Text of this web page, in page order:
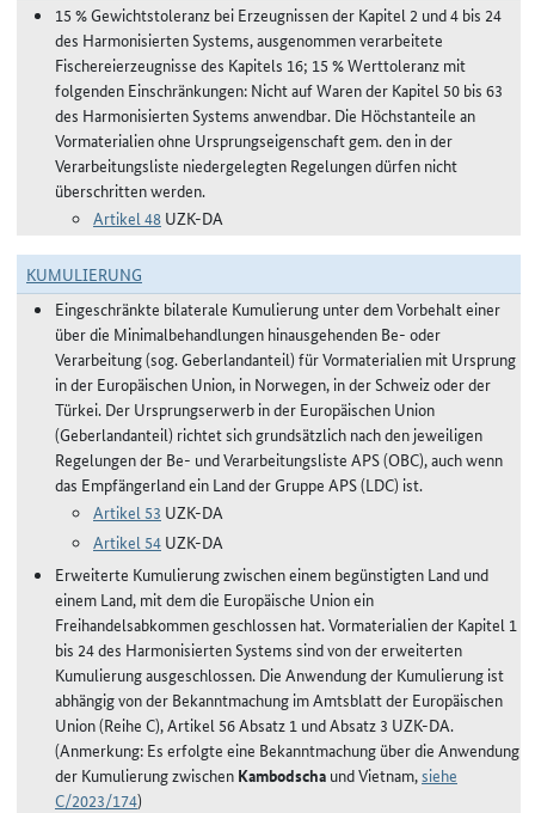
15 % Gewichtstoleranz bei Erzeugnissen der Kapitel 2 und 4 bis 24
des Harmonisierten Systems, ausgenommen verarbeitete
Fischereierzeugnisse des Kapitels 16; 15 % Werttoleranz mit
folgenden Einschränkungen: Nicht auf Waren der Kapitel 50 bis 63
des Harmonisierten Systems anwendbar. Die Höchstanteile an
Vormaterialien ohne Ursprungseigenschaft gem. den in der
Verarbeitungsliste niedergelegten Regelungen dürfen nicht
überschritten werden.
Artikel 48 UZK-DA
KUMULIERUNG
Eingeschränkte bilaterale Kumulierung unter dem Vorbehalt einer
über die Minimalbehandlungen hinausgehenden Be- oder
Verarbeitung (sog. Geberlandanteil) für Vormaterialien mit Ursprung
in der Europäischen Union, in Norwegen, in der Schweiz oder der
Türkei. Der Ursprungserwerb in der Europäischen Union
(Geberlandanteil) richtet sich grundsätzlich nach den jeweiligen
Regelungen der Be- und Verarbeitungsliste APS (OBC), auch wenn
das Empfängerland ein Land der Gruppe APS (LDC) ist.
Artikel 53 UZK-DA
Artikel 54 UZK-DA
Erweiterte Kumulierung zwischen einem begünstigten Land und
einem Land, mit dem die Europäische Union ein
Freihandelsabkommen geschlossen hat. Vormaterialien der Kapitel 1
bis 24 des Harmonisierten Systems sind von der erweiterten
Kumulierung ausgeschlossen. Die Anwendung der Kumulierung ist
abhängig von der Bekanntmachung im Amtsblatt der Europäischen
Union (Reihe C), Artikel 56 Absatz 1 und Absatz 3 UZK-DA.
(Anmerkung: Es erfolgte eine Bekanntmachung über die Anwendung
der Kumulierung zwischen Kambodscha und Vietnam,siehe
C/2023/174)